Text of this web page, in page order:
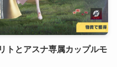
トとアスナ専属カップルモ